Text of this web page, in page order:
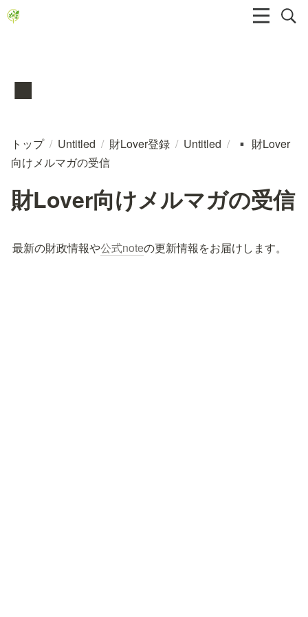
▪️
トップ / Untitled / 財Lover登録 / Untitled / ▪️
財Lover
向けメルマガの受信
財Lover向けメルマガの受信
最新の財政情報や公式noteの更新情報をお届けします。